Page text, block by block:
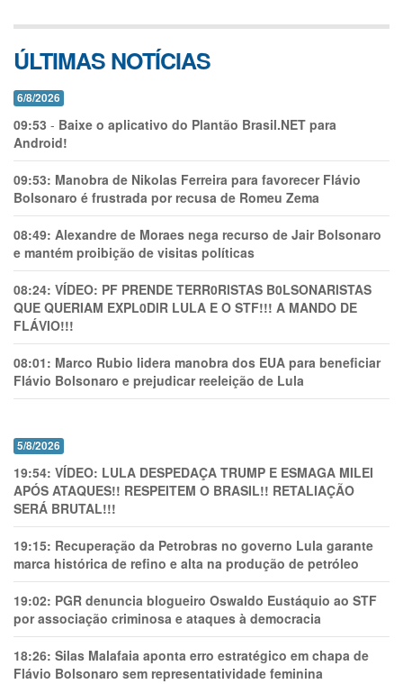
ÚLTIMAS NOTÍCIAS
6/8/2026
09:53 - Baixe o aplicativo do Plantão Brasil.NET para
Android!
09:53: Manobra de Nikolas Ferreira para favorecer Flávio
Bolsonaro é frustrada por recusa de Romeu Zema
08:49: Alexandre de Moraes nega recurso de Jair Bolsonaro
e mantém proibição de visitas políticas
08:24: VÍDEO: PF PRENDE TERR0RlSTAS B0LSONARlSTAS
QUE QUERIAM EXPL0DlR LULA E O STF!!! A MANDO DE
FLÁVIO!!!
08:01: Marco Rubio lidera manobra dos EUA para beneficiar
Flávio Bolsonaro e prejudicar reeleição de Lula
5/8/2026
19:54: VÍDEO: LULA DESPEDAÇA TRUMP E ESMAGA MILEI
APÓS ATAQUES!! RESPEITEM O BRASIL!! RETALIAÇÃO
SERÁ BRUTAL!!!
19:15: Recuperação da Petrobras no governo Lula garante
marca histórica de refino e alta na produção de petróleo
19:02: PGR denuncia blogueiro Oswaldo Eustáquio ao STF
por associação criminosa e ataques à democracia
18:26: Silas Malafaia aponta erro estratégico em chapa de
Flávio Bolsonaro sem representatividade feminina